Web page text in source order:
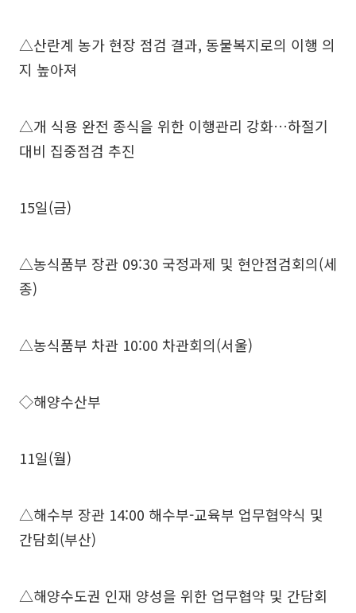
△산란계 농가 현장 점검 결과, 동물복지로의 이행 의
지 높아져
△개 식용 완전 종식을 위한 이행관리 강화…하절기
대비 집중점검 추진
15일(금)
△농식품부 장관 09:30 국정과제 및 현안점검회의(세
종)
△농식품부 차관 10:00 차관회의(서울)
◇해양수산부
11일(월)
△해수부 장관 14:00 해수부-교육부 업무협약식 및
간담회(부산)
△해양수도권 인재 양성을 위한 업무협약 및 간담회